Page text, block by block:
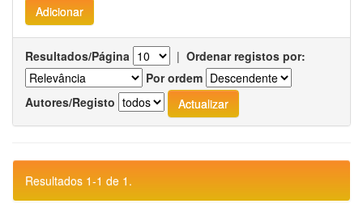
Resultados/Página | Ordenar registos por:
Por ordem
Autores/Registo
Resultados 1-1 de 1.